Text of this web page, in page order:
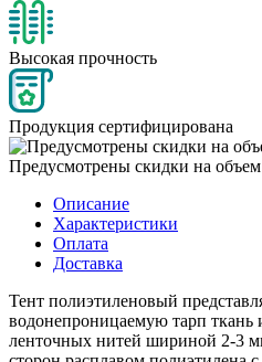
Высокая прочность
Продукция сертифицирована
Предусмотрены скидки на объем
Описание
Характеристики
Оплата
Доставка
Тент полиэтиленовый
водонепроницаемую тарп ткань
ленточных нитей шириной 2-3